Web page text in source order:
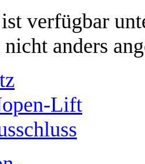
verfügbar
anders
Lift